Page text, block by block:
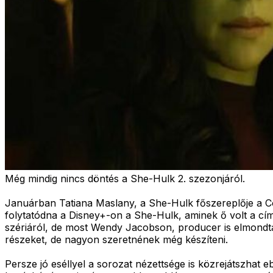
Még mindig nincs döntés a She-Hulk 2. szezonjáról.
Januárban Tatiana Maslany, a She-Hulk főszereplője a
folytatódna a Disney+-on a She-Hulk, aminek ő volt a
szériáról, de most Wendy Jacobson, producer is
részeket, de nagyon szeretnének még készíteni.
Persze jó eséllyel a sorozat nézettsége is közrejátszhat